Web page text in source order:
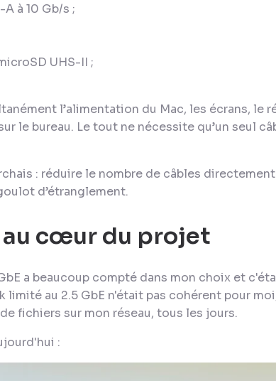
à 10 Gb/s ;
UHS-II ;
l’alimentation du Mac, les écrans, le
le bureau. Le tout ne nécessite qu’un seul
: réduire le nombre de câbles
d’étranglement.
au cœur du projet
a beaucoup compté dans mon choix et
au 2.5 GbE n'était pas cohérent pour
fichiers sur mon réseau, tous les jours.
: